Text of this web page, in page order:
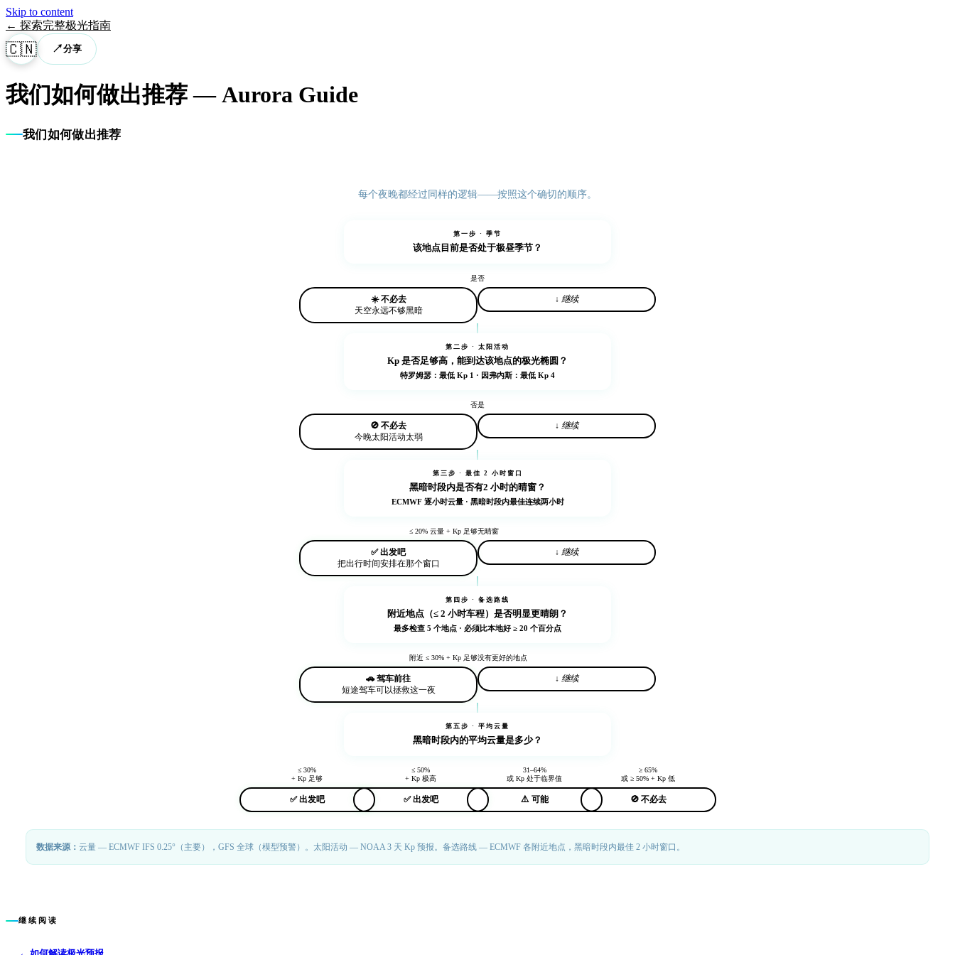
Skip to content
← 探索完整极光指南
🇨🇳 ↗分享
我们如何做出推荐— Aurora Guide
我们如何做出推荐
每个夜晚都经过同样的逻辑——按照这个确切的顺序。
第一步 · 季节
该地点目前是否处于极昼季节？
是
☀️ 不必去
天空永远不够黑暗
否
↓ 继续
第二步 · 太阳活动
Kp 是否足够高，能到达该地点的极光椭圆？
特罗姆瑟：最低 Kp 1 · 因弗内斯：最低 Kp 4
否
🚫 不必去
今晚太阳活动太弱
是
↓ 继续
第三步 · 最佳 2 小时窗口
黑暗时段内是否有2 小时的晴窗 ？
ECMWF 逐小时云量 · 黑暗时段内最佳连续两小时
≤ 20% 云量 + Kp 足够
✅ 出发吧
把出行时间安排在那个窗口
无晴窗
↓ 继续
第四步 · 备选路线
附近地点（≤ 2 小时车程）是否明显更晴朗？
最多检查 5 个地点 · 必须比本地好 ≥ 20 个百分点
附近 ≤ 30% + Kp 足够
🚗 驾车前往
短途驾车可以拯救这一夜
没有更好的地点
↓ 继续
第五步 · 平均云量
黑暗时段内的平均云量是多少？
≤ 30%
+ Kp 足够
✅ 出发吧
≤ 50%
+ Kp 极高
✅ 出发吧
31–64%
或 Kp 处于临界值
⚠️ 可能
≥ 65%
或 ≥ 50% + Kp 低
🚫 不必去
数据来源： 云量 — ECMWF IFS 0.25°（主要），GFS 全球（模型预警）。太阳活动 — NOAA 3 天 Kp 预报。备选路线 — ECMWF 各附近地点，黑暗时段内最佳 2 小时窗口。
继续阅读